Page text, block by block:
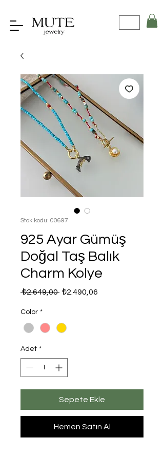
Stok kodu: 00697
925 Ayar Gümüş
Doğal Taş Balık
Charm Kolye
₺2.649,00 Normal
₺2.490,06
Color *
Adet *
Sepete Ekle
Hemen Satın Al